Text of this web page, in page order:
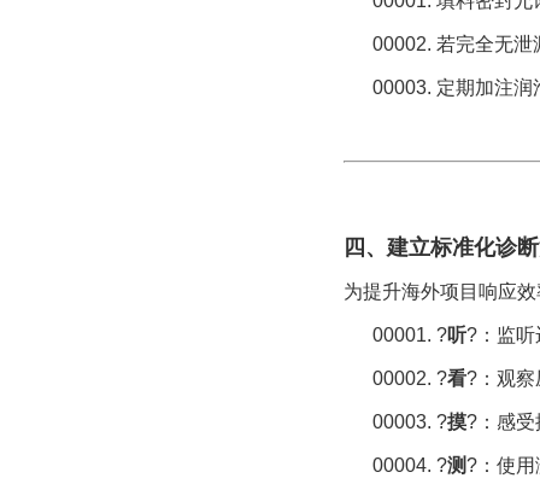
00002. 若完全无泄
00003. 定期加注润
四、建立标准化诊
为提升海外项目响应
00001. ?听?：监听
00002. ?看?：观察
00003. ?摸?：感受
00004. ?测?：使用